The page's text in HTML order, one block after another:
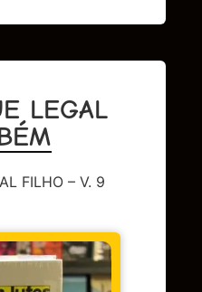
LEGAL
FILHO – V. 9